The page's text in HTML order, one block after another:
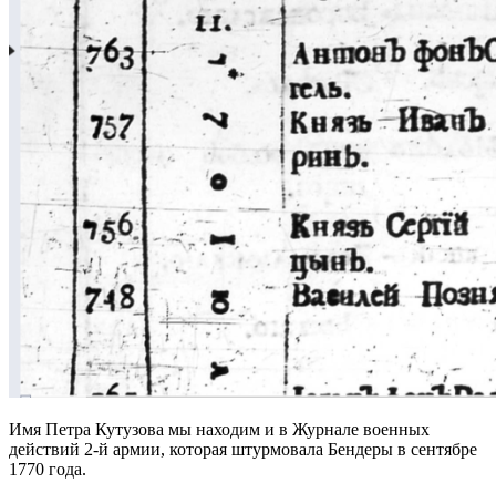
Имя Петра Кутузова мы находим и в Журнале военных
действий 2-й армии, которая штурмовала Бендеры в сентябре
1770 года.